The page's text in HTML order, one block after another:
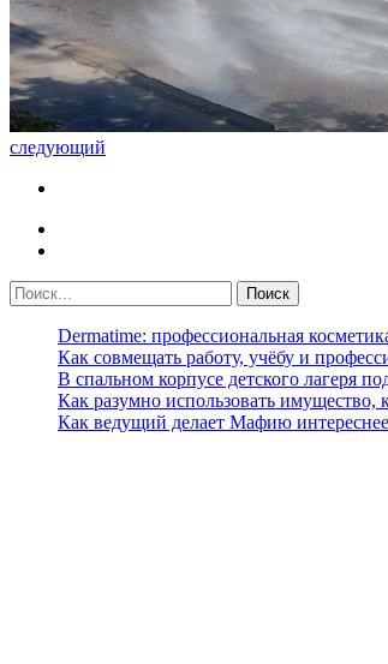
следующий
Dermatime: профессиональная
Как совмещать работу, учёбу и
В спальном корпусе детского лагеря
Как разумно использовать имущество,
Как ведущий делает Мафию